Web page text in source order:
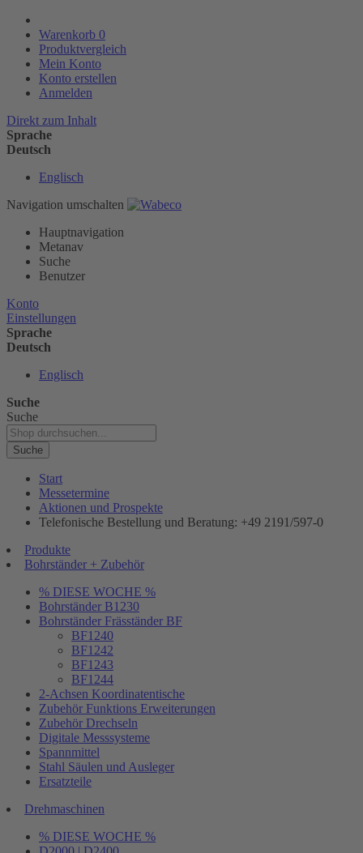
Warenkorb 0
Produktvergleich
Mein Konto
Konto erstellen
Anmelden
Direkt zum Inhalt
Sprache
Deutsch
Englisch
Navigation umschalten
Hauptnavigation
Metanav
Suche
Benutzer
Konto
Einstellungen
Sprache
Deutsch
Englisch
Suche
Suche
Suche
Start
Messetermine
Aktionen und Prospekte
Telefonische Bestellung und Beratung: +49 2191/597-0
Produkte
Bohrständer + Zubehör
% DIESE WOCHE %
Bohrständer B1230
Bohrständer Fräsständer BF
BF1240
BF1242
BF1243
BF1244
2-Achsen Koordinatentische
Zubehör Funktions Erweiterungen
Zubehör Drechseln
Digitale Messsysteme
Spannmittel
Stahl Säulen und Ausleger
Ersatzteile
Drehmaschinen
% DIESE WOCHE %